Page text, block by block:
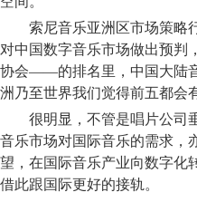
索尼音乐亚洲区市场策略
对中国数字音乐市场做出预
协会——的排名里，中国大陆
洲乃至世界我们觉得前五都会
很明显，不管是唱片公司
音乐市场对国际音乐的需求，
望，在国际音乐产业向数字化
借此跟国际更好的接轨。